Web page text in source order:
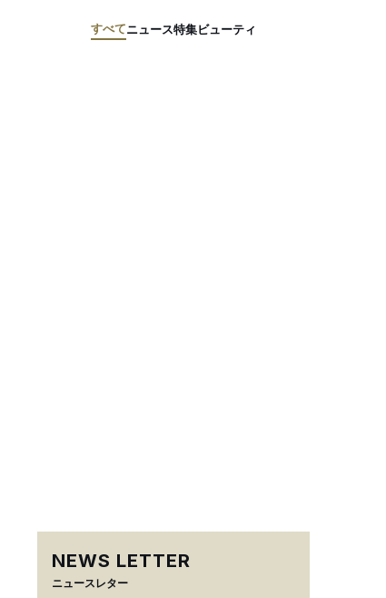
すべてニュース特集ビューティ
NEWS LETTER
ニュースレター